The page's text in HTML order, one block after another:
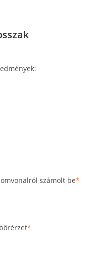
számolt be*
*